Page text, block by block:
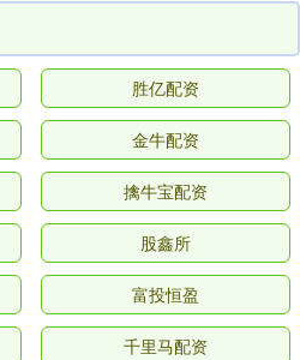
胜亿配资
金牛配资
擒牛宝配资
股鑫所
富投恒盈
千里马配资